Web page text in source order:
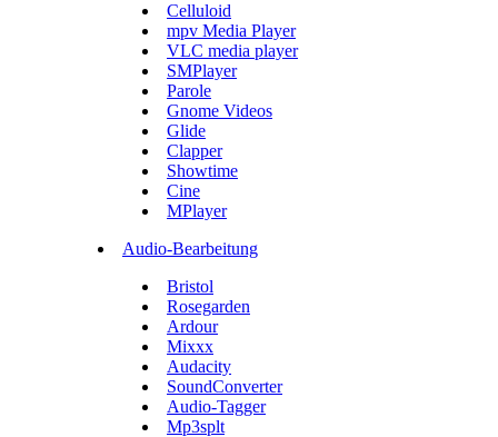
Celluloid
mpv Media Player
VLC media player
SMPlayer
Parole
Gnome Videos
Glide
Clapper
Showtime
Cine
MPlayer
Audio-Bearbeitung
Bristol
Rosegarden
Ardour
Mixxx
Audacity
SoundConverter
Audio-Tagger
Mp3splt